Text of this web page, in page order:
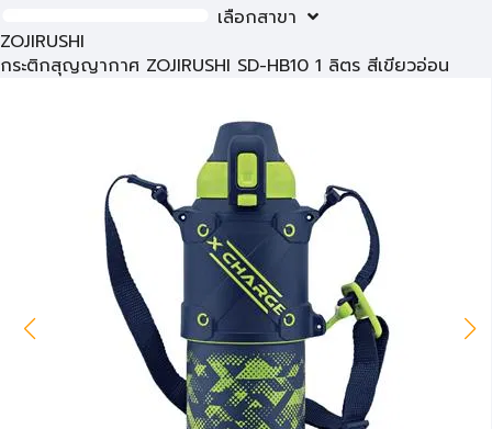
เลือกสาขา
ZOJIRUSHI
กระติกสุญญากาศ ZOJIRUSHI SD-HB10 1 ลิตร สีเขียวอ่อน